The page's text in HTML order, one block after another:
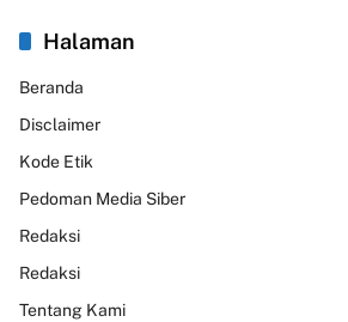
Halaman
Beranda
Disclaimer
Kode Etik
Pedoman Media Siber
Redaksi
Redaksi
Tentang Kami